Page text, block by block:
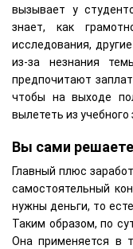
вызывает у
знает, как
исследования,
из-за незнания
предпочитают
чтобы на выходе
вылететь из учебного
Вы сами
Главный плюс
самостоятельный
нужны деньги, то
Таким образом, по
Она применяется в